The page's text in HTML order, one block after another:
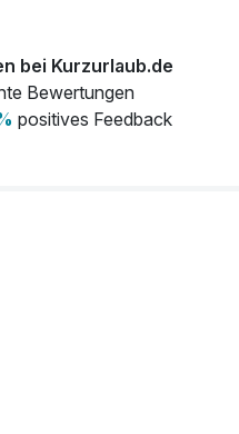
11,00 €
bei Kurzurlaub.de
Bewertungen
positives Feedback